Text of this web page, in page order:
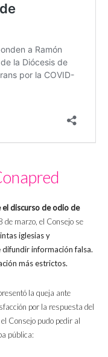
discurso de odio de
de marzo, el Consejo se
iglesias y
información falsa.
más estrictos.
la queja ante
por la respuesta del
Consejo pudo pedir al
pública: